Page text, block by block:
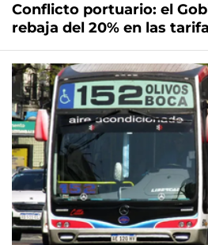
Conflicto portuario: el
rebaja del 20% en las